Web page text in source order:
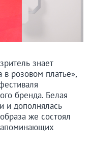
знает
розовом платье»,
бренда. Белая
и дополнялась
же состоял